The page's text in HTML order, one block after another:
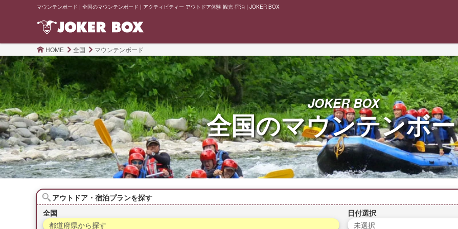
マウンテンボード | 全国のマウンテンボード | アクティビティー アウトドア体験 観光 宿泊 | JOKER BOX
HOME 全国 マウンテンボード
JOKER BOX
全国のマウンテンボ
アウトドア・宿泊プランを探す
全国
都道府県から探す
日付選択
未選択